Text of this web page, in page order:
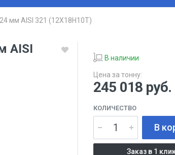
мм AISI 321 (12Х18Н10Т)
AISI
В наличии
Цена за тонну:
245 018 руб.
КОЛИЧЕСТВО
В
Заказ в 1